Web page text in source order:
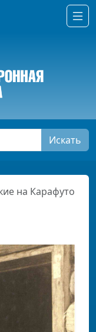
Искать
на Карафуто